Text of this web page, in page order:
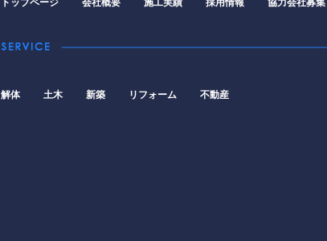
解体 土木 新築 リフォーム 不動産